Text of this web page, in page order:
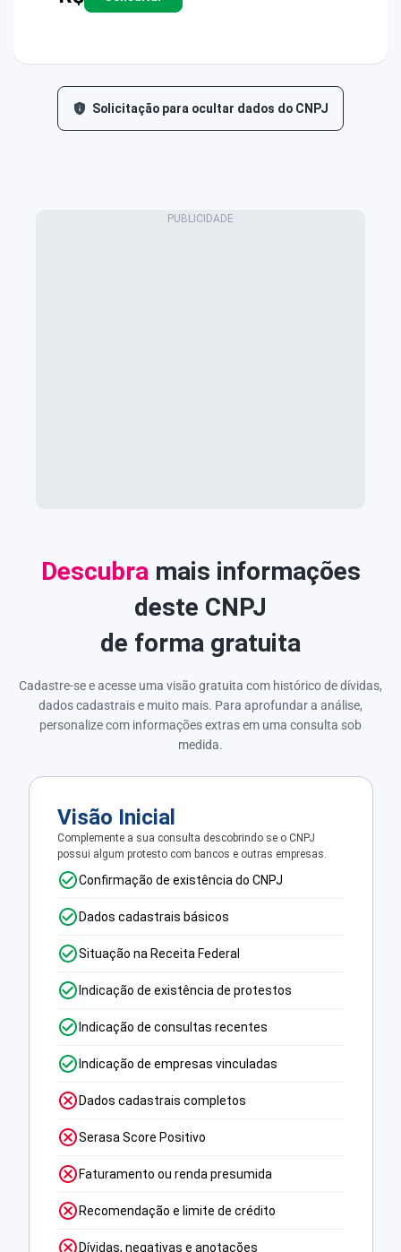
Solicitação para ocultar dados do CNPJ
Descubra mais informações
deste CNPJ
de forma gratuita
Cadastre-se e acesse uma visão gratuita com histórico de dívidas,
dados cadastrais e muito mais. Para aprofundar a análise,
personalize com informações extras em uma consulta sob
medida.
Visão Inicial
Complemente a sua consulta descobrindo se o CNPJ
possui algum protesto com bancos e outras empresas.
Confirmação de existência do CNPJ
Dados cadastrais básicos
Situação na Receita Federal
Indicação de existência de protestos
Indicação de consultas recentes
Indicação de empresas vinculadas
Dados cadastrais completos
Serasa Score Positivo
Faturamento ou renda presumida
Recomendação e limite de crédito
Dívidas, negativas e anotações